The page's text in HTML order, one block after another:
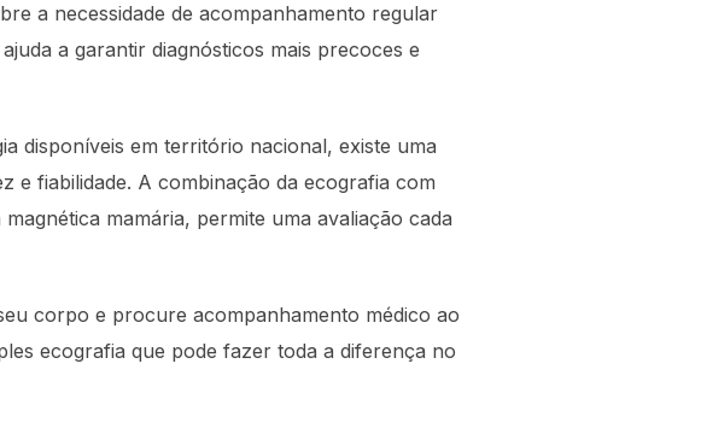
a necessidade de acompanhamento regular
a garantir diagnósticos mais precoces e
disponíveis em território nacional, existe uma
e fiabilidade. A combinação da ecografia com
mamária, permite uma avaliação cada
corpo e procure acompanhamento médico ao
ecografia que pode fazer toda a diferença no